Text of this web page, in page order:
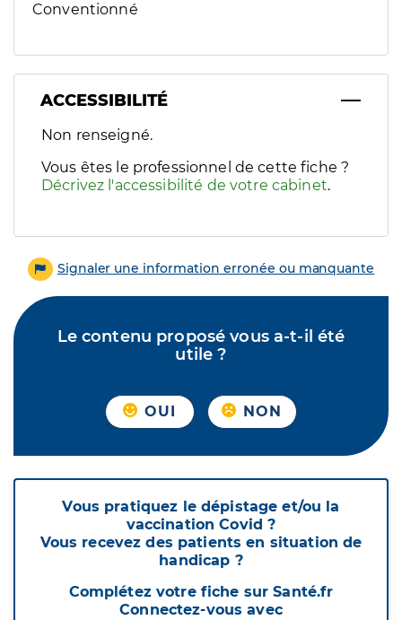
Conventionné
ACCESSIBILITÉ
Filtres
Sélectionnez un ou plusieurs handicaps/besoins
Non renseigné.
Vous êtes le professionnel de cette fiche ?
Décrivez l'accessibilité de votre cabinet.
Signaler une information erronée ou manquante
Le contenu proposé vous a-t-il été
utile ?
OUI NON
Vous pratiquez le dépistage et/ou la
vaccination Covid ?
Vous recevez des patients en situation de
handicap ?
Complétez votre fiche sur Santé.fr
Connectez-vous avec